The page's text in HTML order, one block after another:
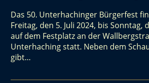
Das 50. Unterhachinger Bürgerfest
Freitag, den 5. Juli 2024, bis Sonntag,
auf dem Festplatz an der
Unterhaching statt. Neben dem
gibt…